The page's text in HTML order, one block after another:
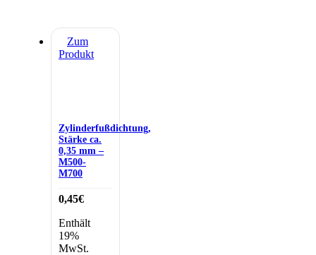
Zum
Produkt
Zylinderfußdichtung,
Stärke ca.
0,35 mm –
M500-
M700
0,45€
Enthält
19%
MwSt.